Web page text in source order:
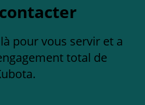
là pour vous servir et a
total de